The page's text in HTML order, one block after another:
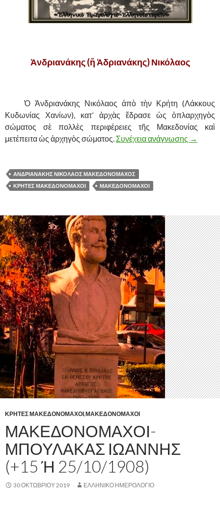
Ἀνδριανάκης (ἤ Ἀδριανάκης) Νικόλαος
Ὁ Ἀνδριανάκης Νικόλαος ἀπὸ τὴν Κρήτη (Λάκκους
Κυδωνίας Χανίων), κατ’ ἀρχὰς ἔδρασε ὡς ὁπλαρχηγὸς
σώματος σὲ πολλὲς περιφέρειες τῆς Μακεδονίας καὶ
μετέπειτα ὡς ἀρχηγὸς σώματος. Συνέχεια ανάγνωσης →
ΑΝΔΡΙΑΝΑΚΗΣ ΝΙΚΟΛΑΟΣ ΜΑΚΕΔΟΝΟΜΑΧΟΣ
ΚΡΗΤΕΣ ΜΑΚΕΔΟΝΟΜΑΧΟΙ
ΜΑΚΕΔΟΝΟΜΑΧΟΙ
ΚΡΗΤΕΣ ΜΑΚΕΔΟΝΟΜΑΧΟΙ,ΜΑΚΕΔΟΝΟΜΑΧΟΙ
ΜΑΚΕΔΟΝΟΜΑΧΟΙ-
ΜΠΟΥΛΑΚΑΣ ΙΩΑΝΝΗΣ
(+15 Ή 25/10/1908)
30 ΟΚΤΩΒΡΊΟΥ 2019 ΕΛΛΗΝΙΚΟ ΗΜΕΡΟΛΟΓΙΟ